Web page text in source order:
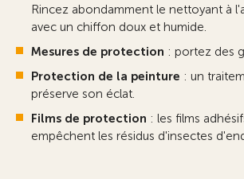
Rincez abondamment le nettoyant à
avec un chiffon doux et humide.
Mesures de protection : portez des
Protection de la peinture : un
préserve son éclat.
Films de protection : les films
empêchent les résidus d'insectes